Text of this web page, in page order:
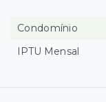
Condomínio
IPTU Mensal